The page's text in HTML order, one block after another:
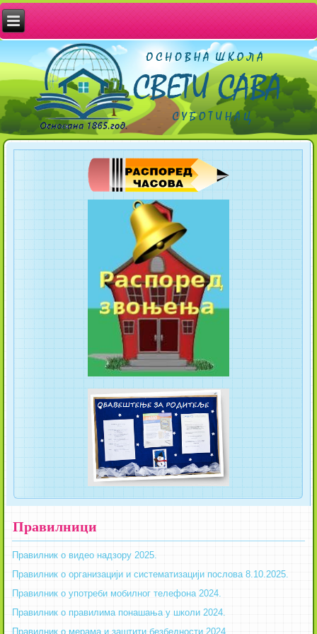
Правилници
Правилник о видео надзору 2025.
Правилник о организацији и систематизацији послова 8.10.2025.
Правилник о употреби мобилног телефона 2024.
Правилник о правилима понашања у школи 2024.
Правилник о мерама и заштити безбедности 2024.